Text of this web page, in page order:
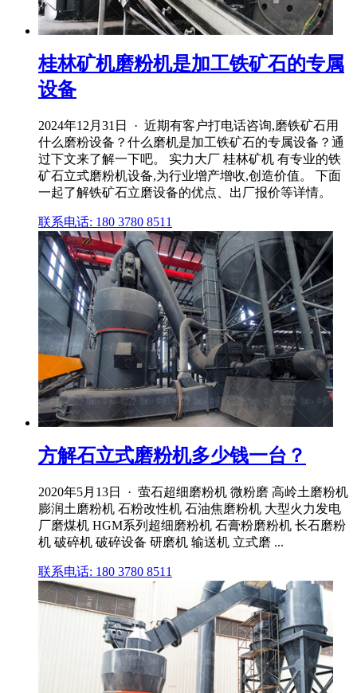
桂林矿机磨粉机是加工铁矿石的专属
设备
2024年12月31日 · 近期有客户打电话咨询,磨铁矿石用
什么磨粉设备？什么磨机是加工铁矿石的专属设备？通
过下文来了解一下吧。 实力大厂 桂林矿机 有专业的铁
矿石立式磨粉机设备,为行业增产增收,创造价值。 下面
一起了解铁矿石立磨设备的优点、出厂报价等详情。
联系电话: 180 3780 8511
方解石立式磨粉机多少钱一台？
2020年5月13日 · 萤石超细磨粉机 微粉磨 高岭土磨粉机
膨润土磨粉机 石粉改性机 石油焦磨粉机 大型火力发电
厂磨煤机 HGM系列超细磨粉机 石膏粉磨粉机 长石磨粉
机 破碎机 破碎设备 研磨机 输送机 立式磨 ...
联系电话: 180 3780 8511